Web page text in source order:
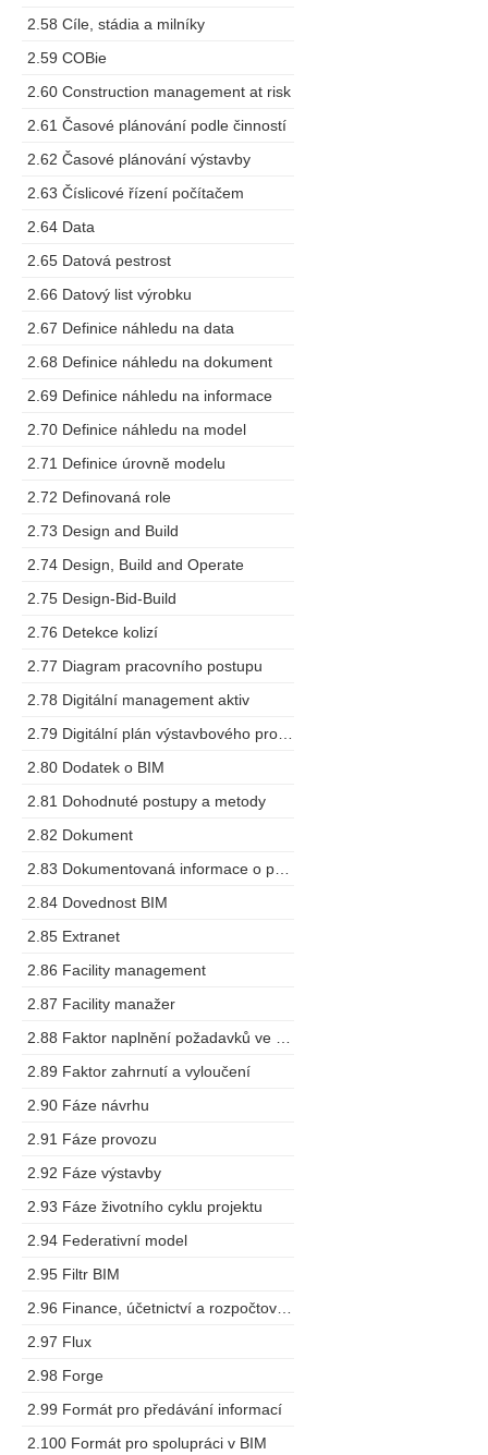
2.58 Cíle, stádia a milníky
2.59 COBie
2.60 Construction management at risk
2.61 Časové plánování podle činností
2.62 Časové plánování výstavby
2.63 Číslicové řízení počítačem
2.64 Data
2.65 Datová pestrost
2.66 Datový list výrobku
2.67 Definice náhledu na data
2.68 Definice náhledu na dokument
2.69 Definice náhledu na informace
2.70 Definice náhledu na model
2.71 Definice úrovně modelu
2.72 Definovaná role
2.73 Design and Build
2.74 Design, Build and Operate
2.75 Design-Bid-Build
2.76 Detekce kolizí
2.77 Diagram pracovního postupu
2.78 Digitální management aktiv
2.80 Dodatek o BIM
2.81 Dohodnuté postupy a metody
2.82 Dokument
2.84 Dovednost BIM
2.85 Extranet
2.86 Facility management
2.87 Facility manažer
2.89 Faktor zahrnutí a vyloučení
2.90 Fáze návrhu
2.91 Fáze provozu
2.92 Fáze výstavby
2.93 Fáze životního cyklu projektu
2.94 Federativní model
2.95 Filtr BIM
2.97 Flux
2.98 Forge
2.99 Formát pro předávání informací
2.100 Formát pro spolupráci v BIM